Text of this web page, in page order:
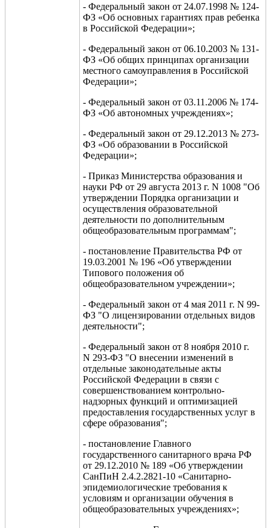
- Федеральный закон от 24.07.1998 № 124-
ФЗ «Об основных гарантиях прав ребенка
в Российской Федерации»;
- Федеральный закон от 06.10.2003 № 131-
ФЗ «Об общих принципах организации
местного самоуправления в Российской
Федерации»;
- Федеральный закон от 03.11.2006 № 174-
ФЗ «Об автономных учреждениях»;
- Федеральный закон от 29.12.2013 № 273-
ФЗ «Об образовании в Российской
Федерации»;
- Приказ Министерства образования и
науки РФ от 29 августа 2013 г. N 1008 "Об
утверждении Порядка организации и
осуществления образовательной
деятельности по дополнительным
общеобразовательным программам";
- постановление Правительства РФ от
19.03.2001 № 196 «Об утверждении
Типового положения об
общеобразовательном учреждении»;
- Федеральный закон от 4 мая 2011 г. N 99-
ФЗ "О лицензировании отдельных видов
деятельности";
- Федеральный закон от 8 ноября 2010 г.
N 293-ФЗ "О внесении изменений в
отдельные законодательные акты
Российской Федерации в связи с
совершенствованием контрольно-
надзорных функций и оптимизацией
предоставления государственных услуг в
сфере образования";
- постановление Главного
государственного санитарного врача РФ
от 29.12.2010 № 189 «Об утверждении
СанПиН 2.4.2.2821-10 «Санитарно-
эпидемиологические требования к
условиям и организации обучения в
общеобразовательных учреждениях»;